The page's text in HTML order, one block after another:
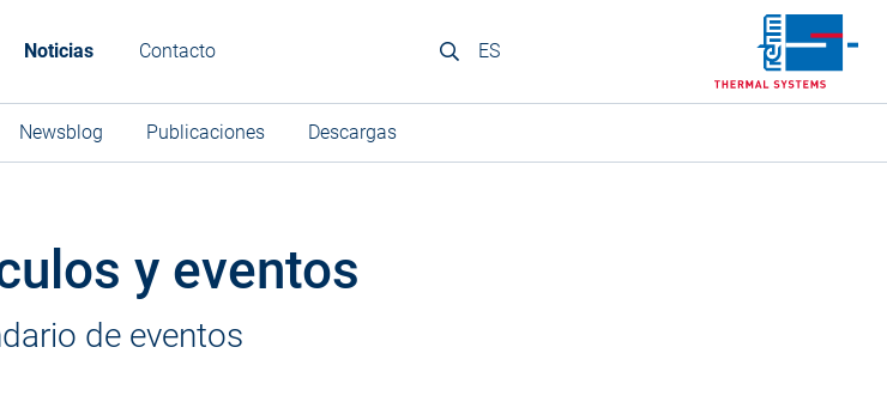
Noticias Contacto ES
Newsblog Publicaciones Descargas
y eventos
de eventos